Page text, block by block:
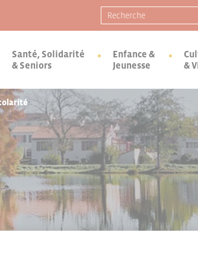
Recherche pour :
Santé, Solidarité
& Seniors
Enfance &
Jeunesse
&